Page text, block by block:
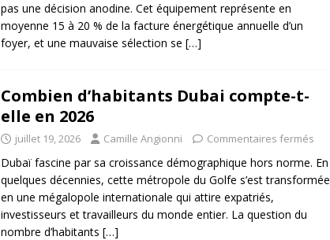
pas une décision anodine. Cet équipement représente en
moyenne 15 à 20 % de la facture énergétique annuelle d’un
foyer, et une mauvaise sélection se […]
Combien d’habitants Dubai compte-t-
elle en 2026
juillet 19, 2026 Camille Angionni Commentaires fermés
Dubaï fascine par sa croissance démographique hors norme. En
quelques décennies, cette métropole du Golfe s’est transformée
en une mégalopole internationale qui attire expatriés,
investisseurs et travailleurs du monde entier. La question du
nombre d’habitants […]